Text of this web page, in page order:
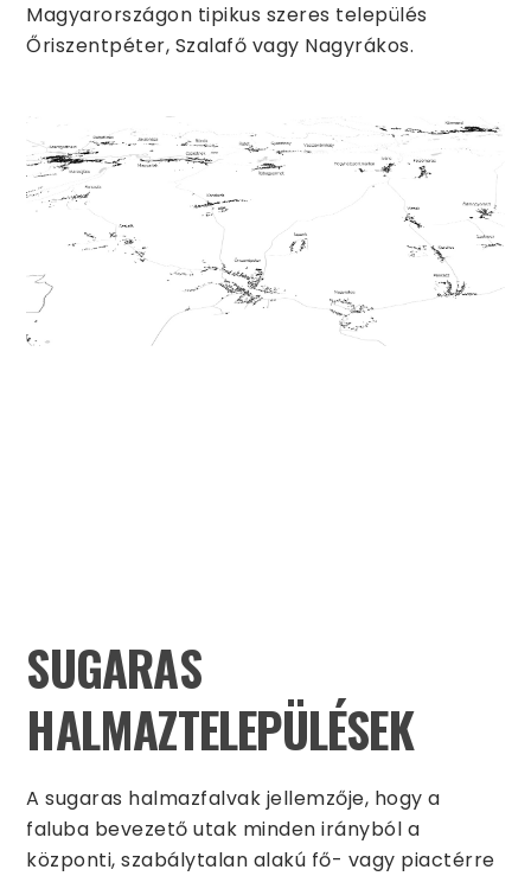
Magyarországon tipikus szeres település
Őriszentpéter, Szalafő vagy Nagyrákos.
SUGARAS
HALMAZTELEPÜLÉSEK
A sugaras halmazfalvak jellemzője, hogy a
faluba bevezető utak minden irányból a
központi, szabálytalan alakú fő- vagy piactérre